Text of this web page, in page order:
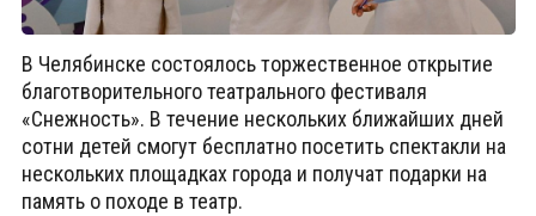
В Челябинске состоялось торжественное открытие
благотворительного театрального фестиваля
«Снежность». В течение нескольких ближайших дней
сотни детей смогут бесплатно посетить спектакли на
нескольких площадках города и получат подарки на
память о походе в театр.